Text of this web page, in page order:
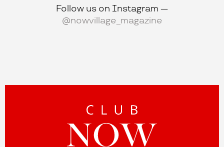
Follow us on Instagram —
@nowvillage_magazine